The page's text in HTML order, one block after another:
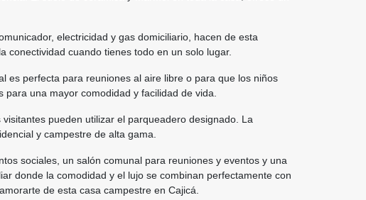
electricidad y gas domiciliario, hacen de esta
cuando tienes todo en un solo lugar.
es perfecta para reuniones al aire libre o para que los niños
una mayor comodidad y facilidad de vida.
pueden utilizar el parqueadero designado. La
y campestre de alta gama.
sociales, un salón comunal para reuniones y eventos y una
donde la comodidad y el lujo se combinan perfectamente con
de esta casa campestre en Cajicá.